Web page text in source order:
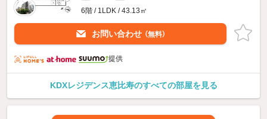
6階 / 1LDK / 43.13㎡
お問い合わせ （無料）
提供
KDXレジデンス恵比寿のすべての部屋を見る